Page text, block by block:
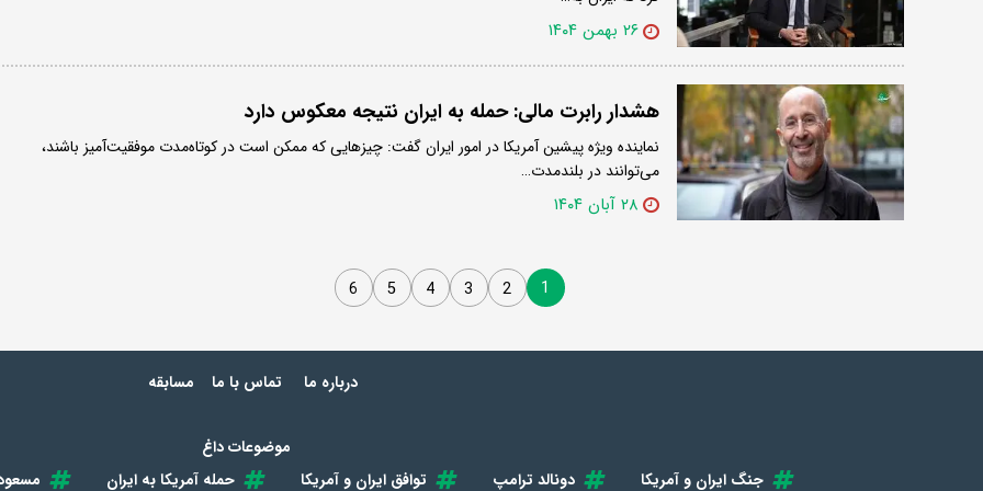
۲۶ بهمن ۱۴۰۴
هشدار رابرت مالی: حمله به ایران نتیجه معکوس دارد
نماینده ویژه پیشین آمریکا در امور ایران گفت: چیزهایی که ممکن است در کوتاه‌مدت موفقیت‌آمیز باشند،
می‌توانند در بلندمدت…
۲۸ آبان ۱۴۰۴
1
2
3
4
5
6
درباره ما تماس با ما مسابقه
موضوعات داغ
جنگ ایران و آمریکا
دونالد ترامپ توافق ایران و آمریکا حمله آمریکا به ایران